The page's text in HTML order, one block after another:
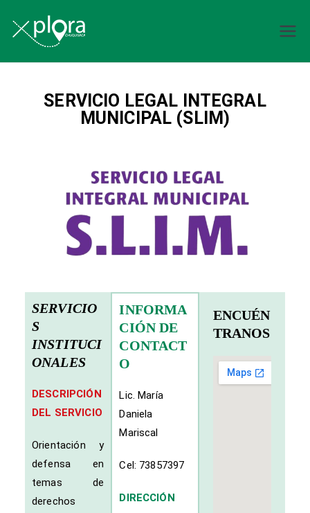
Chuquisaca
SERVICIO LEGAL INTEGRAL
MUNICIPAL (SLIM)
SERVICIO
S
INSTITUCI
ONALES
DESCRIPCIÓN
DEL SERVICIO
Orientación y
defensa en
temas de
derechos
INFORMA
CIÓN DE
CONTACT
O
Lic. María
Daniela
Mariscal
Cel: 73857397
DIRECCIÓN
ENCUÉN
TRANOS